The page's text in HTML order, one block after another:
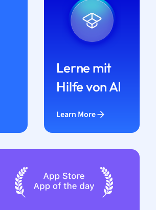
Lerne mit
Hilfe von AI
Learn More